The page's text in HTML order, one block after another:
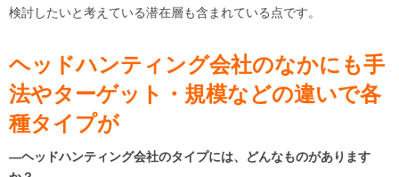
検討したいと考えている潜在層も含まれている点です。
ヘッドハンティング会社のなかにも手
法やターゲット・規模などの違いで各
種タイプが
―ヘッドハンティング会社のタイプには、どんなものがあります